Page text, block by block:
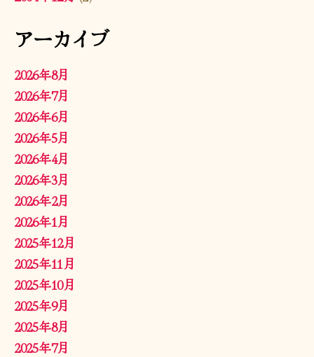
アーカイブ
2026年8月
2026年7月
2026年6月
2026年5月
2026年4月
2026年3月
2026年2月
2026年1月
2025年12月
2025年11月
2025年10月
2025年9月
2025年8月
2025年7月